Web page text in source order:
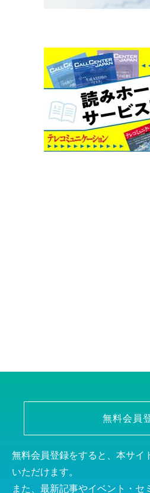
無料会員
無料会員登録をすると、本サイ
いただけます。
また、最新記事やイベント・セ